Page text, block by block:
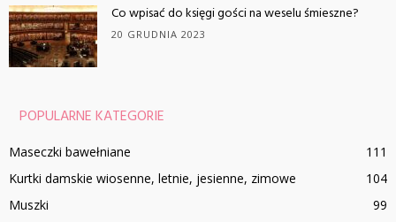
Co wpisać do księgi gości na weselu śmieszne?
20 GRUDNIA 2023
POPULARNE KATEGORIE
Maseczki bawełniane
111
Kurtki damskie wiosenne, letnie, jesienne, zimowe
104
Muszki
99